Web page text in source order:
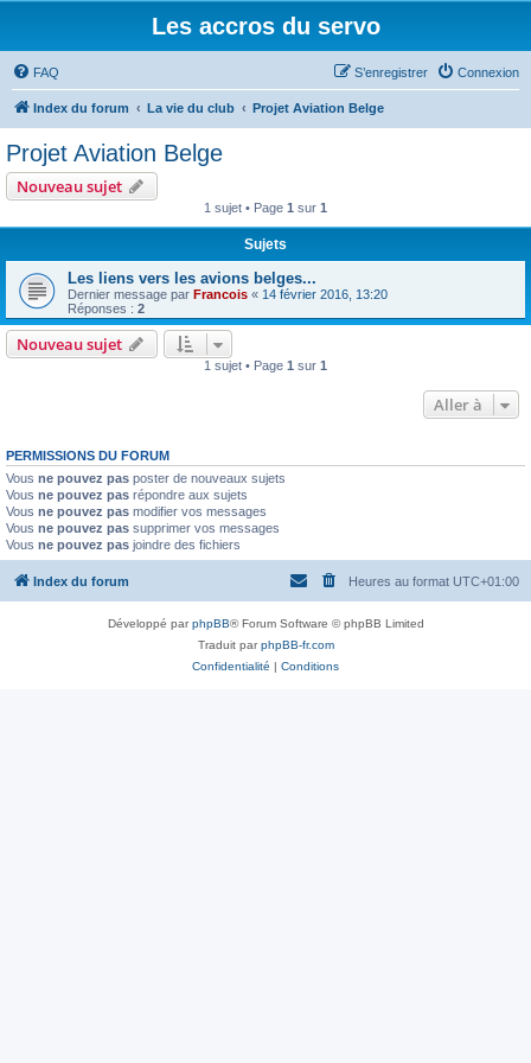
Les accros du servo
FAQ Connexion
S’enregistrer
Index du forum La vie du club Projet Aviation Belge
Projet Aviation Belge
Nouveau sujet
1 sujet • Page 1 sur 1
Sujets
Les liens vers les avions belges...
Dernier message par Francois « 14 février 2016, 13:20
Réponses : 2
Nouveau sujet
1 sujet • Page 1 sur 1
Aller à
PERMISSIONS DU FORUM
Vous ne pouvez pas poster de nouveaux sujets
Vous ne pouvez pas répondre aux sujets
Vous ne pouvez pas modifier vos messages
Vous ne pouvez pas supprimer vos messages
Vous ne pouvez pas joindre des fichiers
Index du forum Heures au format UTC+01:00
Développé parphpBB® Forum Software © phpBB Limited
Traduit parphpBB-fr.com
Confidentialité | Conditions